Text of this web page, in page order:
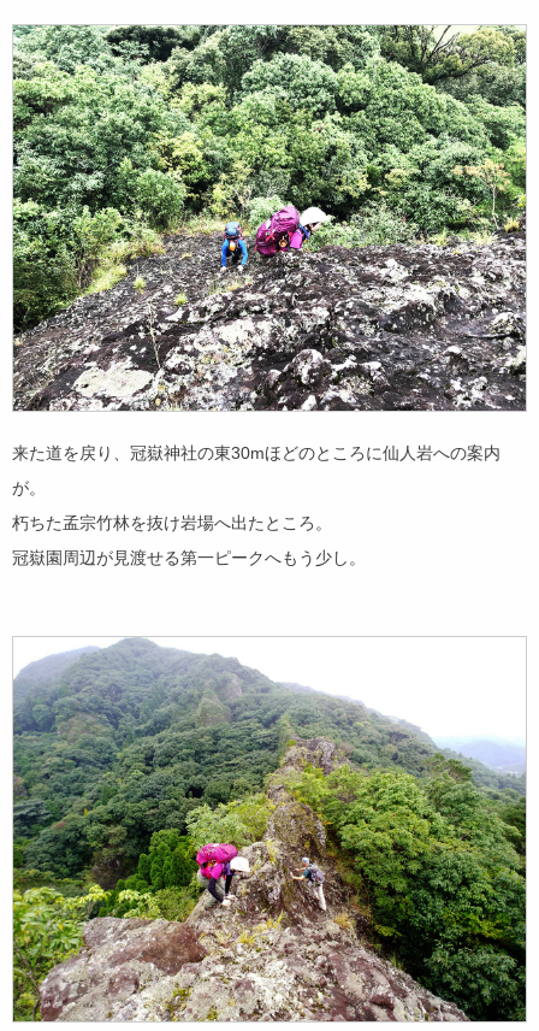
来た道を戻り、冠嶽神社の東30mほどのところに仙人岩への案内
が。
朽ちた孟宗竹林を抜け岩場へ出たところ。
冠嶽園周辺が見渡せる第一ピークへもう少し。